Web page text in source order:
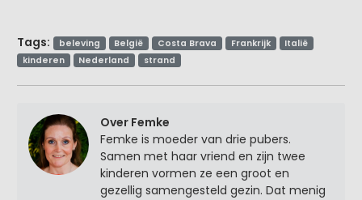
Tags: beleving België Costa Brava Frankrijk
Italië
kinderen
Nederland strand
Over Femke
Femke is moeder van drie pubers.
Samen met haar vriend en zijn twee
kinderen vormen ze een groot en
gezellig samengesteld gezin. Dat menig